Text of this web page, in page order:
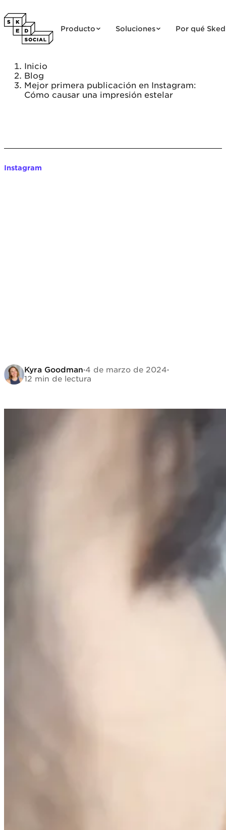
Producto Soluciones Por qué Sked
Inicio
Blog
Mejor primera publicación en Instagram:
Cómo causar una impresión estelar
Instagram
Kyra Goodman·4 de marzo de 2024·
12 min de lectura